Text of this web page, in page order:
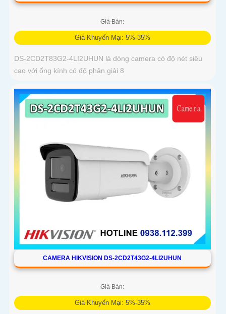
Giá Bán:
Giá Khuyến Mại: 5%-35%
DS-2CD2T83G2-4LI2UHUN là dòng camera có độ nét siêu
cao với ống kính có độ phân giải 8
CAMERA HIKVISION DS-2CD2T43G2-4LI2UHUN
Giá Bán:
Giá Khuyến Mại: 5%-35%